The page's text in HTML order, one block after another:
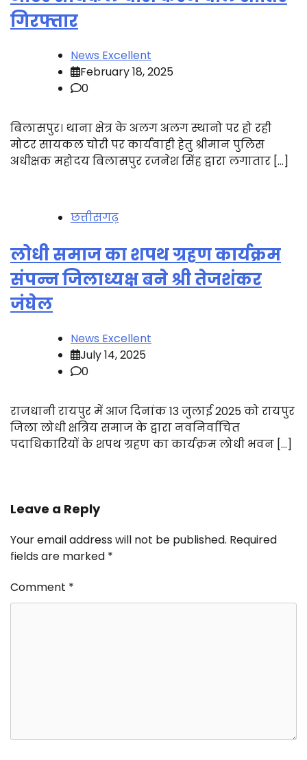
गिरफ्तार
News Excellent
February 18, 2025
0
बिलासपुर। थाना क्षेत्र के अलग अलग स्थानो पर हो रही
मोटर सायकल चोरी पर कार्यवाही हेतु श्रीमान पुलिस
अधीक्षक महोदय बिलासपुर रजनेश सिंह द्वारा लगातार […]
छत्तीसगढ़
लोधी समाज का शपथ ग्रहण कार्यक्रम
संपन्न जिलाध्यक्ष बने श्री तेजशंकर
जंघेल
News Excellent
July 14, 2025
0
राजधानी रायपुर में आज दिनांक 13 जुलाई 2025 को रायपुर
जिला लोधी क्षत्रिय समाज के द्वारा नवनिर्वाचित
पदाधिकारियों के शपथ ग्रहण का कार्यक्रम लोधी भवन […]
Leave a Reply
Your email address will not be published. Required
fields are marked *
Comment *